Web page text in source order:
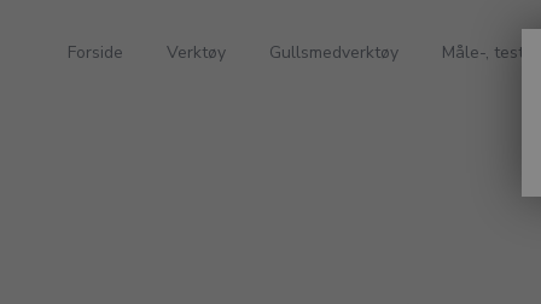
Forside Verktøy Gullsmedverktøy Måle-, test-